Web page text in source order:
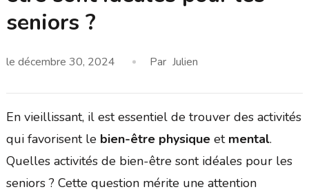
seniors ?
le décembre 30, 2024 Par Julien
En vieillissant, il est essentiel de trouver des activités
qui favorisent le bien-être physiqueet mental.
Quelles activités de bien-être sont idéales pour les
seniors ? Cette question mérite une attention